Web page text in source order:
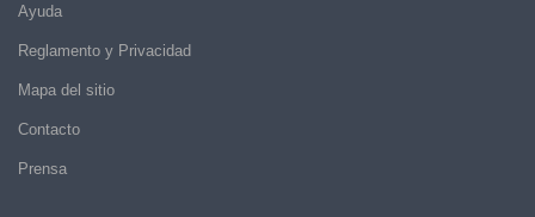
Ayuda
Reglamento y Privacidad
Mapa del sitio
Contacto
Prensa